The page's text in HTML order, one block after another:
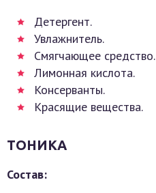
Детергент.
Увлажнитель.
Смягчающее средство.
Лимонная кислота.
Консерванты.
Красящие вещества.
ТОНИКА
Состав: